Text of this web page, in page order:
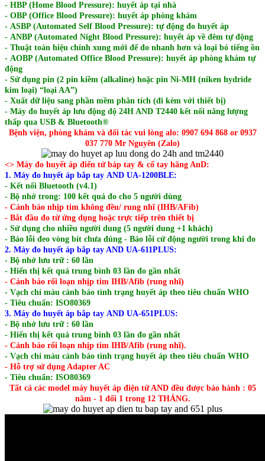
- HBP (Home Blood Pressure): huyết áp tại nhà
- OBP (Office Blood Pressure): huyết áp phòng khám
- ASBP (Automated Self Blood Pressure): tự động đo huyết áp
- ANBP (Automated Night Blood Pressure): huyết áp về đêm tự động
- Thuật toán hiệu chỉnh xung mới để đo nhanh hơn và loại bỏ tiếng ồn
- AOBP (Automated Office Blood Pressure): huyết áp phòng khám tự
động
- Sử dụng pin (2 pin kiềm (alkaline) hoặc pin Ni-MH (niken hydride
kim loại) “loại AA”)
- Xuất dữ liệu sang phần mềm phân tích (đi kèm với thiết bị)
- Máy đo huyết áp lưu động độ 24H AND T2440 kết nối năng lượng
thấp qua USB & Bluetooth®
Bệnh viện, phòng khám và đối tác vui lòng alo: 0907 694 868 or 0937
037 770 Mr Nguyên (Zalo)
<> Máy đo huyết áp điển tử báp tay & cổ tay hãng AnD:
1. Máy đo huyết áp bắp tay AND UA-1200BLE:
- Kết nối Bluetooth (v4.1)
- Bộ nhớ trong: 100 kết quả đo cho 5 người dùng
- Cảnh báo nhịp tim không đều/ rung nhĩ (IHB/AFib)
- Bắt đầu đo từ ứng dụng hoặc trực tiếp trên thiết bị
- Sử dụng cho nhiều người dung (5 người dung +1 khách)
- Báo lỗi đeo vòng bít chưa đúng - Báo lỗi cử động người trong khi đo
2. Máy đo huyết áp bắp tay AND UA-611PLUS:
- Bộ nhớ lưu trữ : 60 lần
- Hiển thị kết quả trung bình 03 lần đo gần nhất
- Cảnh báo rối loạn nhịp tim IHB/Afib (rung nhĩ)
- Vạch chỉ màu cảnh báo tình trạng huyết áp theo tiêu chuẩn WHO
- Tiêu chuẩn: ISO80369
3. Máy đo huyết áp bắp tay AND UA-651PLUS:
- Bộ nhớ lưu trữ : 60 lần
- Hiển thị kết quả trung bình 03 lần đo gần nhất
- Cảnh báo rối loạn nhịp tim IHB/Afib (rung nhĩ).
- Vạch chỉ màu cảnh báo tình trạng huyết áp theo tiêu chuẩn WHO
- Hỗ trợ sử dụng Adapter AC
- Tiêu chuẩn: ISO80369
Tất cả các model máy huyết áp điện tử AND đều được bảo hành : 05
năm - 1 đổi 1 trong 12 THÁNG.